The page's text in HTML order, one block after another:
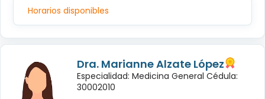
Horarios disponibles
Dra. Marianne Alzate López
Especialidad: Medicina General Cédula:
30002010